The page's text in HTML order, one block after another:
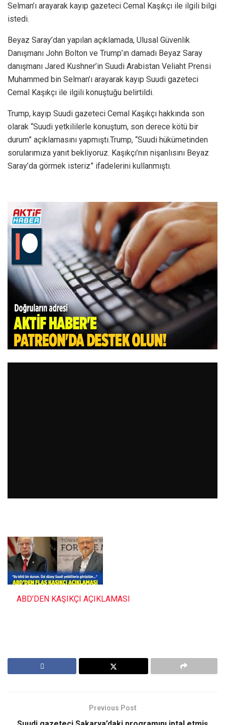
Selman’ı arayarak kayıp gazeteci Cemal Kaşıkçı ile ilgili bilgi
istedi.
Beyaz Saray’dan yapılan açıklamada, Ulusal Güvenlik
Danışmanı John Bolton ve Trump’ın damadı Beyaz Saray
danışmanı Jared Kushner’in Suudi Arabistan Veliaht Prensi
Muhammed bin Selman’ı arayarak kayıp Suudi gazeteci
Cemal Kaşıkçı ile ilgili konuştuğu belirtildi.
Trump, kayıp Suudi gazeteci Cemal Kaşıkçı hakkında son
olarak “Suudi yetkililerle konuştum, son derece kötü bir
durum” açıklamasını yapmıştı.Trump, “Suudi hükümetinden
sorularımıza yanıt bekliyoruz. Kaşıkçı’nın nişanlısını Beyaz
Saray’da görmek isteriz” ifadelerini kullanmıştı.
ABD’DEN KAŞIKÇI AÇIKLAMASI
Previous Post